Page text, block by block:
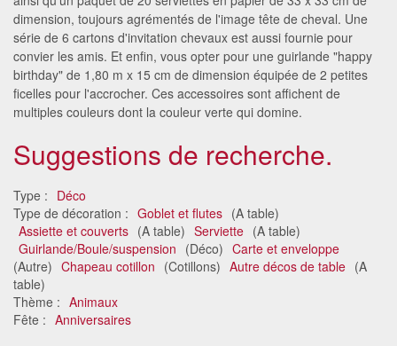
dimension, toujours agrémentés de l'image tête de cheval. Une
série de 6 cartons d'invitation chevaux est aussi fournie pour
convier les amis. Et enfin, vous opter pour une guirlande "happy
birthday" de 1,80 m x 15 cm de dimension équipée de 2 petites
ficelles pour l'accrocher. Ces accessoires sont affichent de
multiples couleurs dont la couleur verte qui domine.
Suggestions de recherche.
Type : Déco
Type de décoration : Goblet et flutes (A table)
Assiette et couverts (A table) Serviette (A table)
Guirlande/Boule/suspension (Déco) Carte et enveloppe
(Autre) Chapeau cotillon (Cotillons) Autre décos de table (A
table)
Thème : Animaux
Fête : Anniversaires